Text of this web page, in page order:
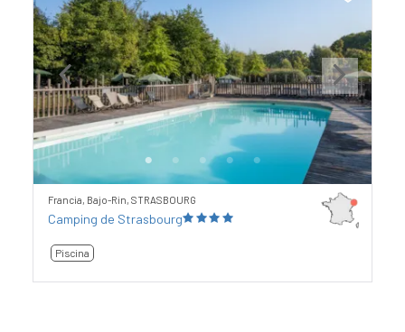
Previous Next
Francia, Bajo-Rin, STRASBOURG
Camping de Strasbourg
Piscina